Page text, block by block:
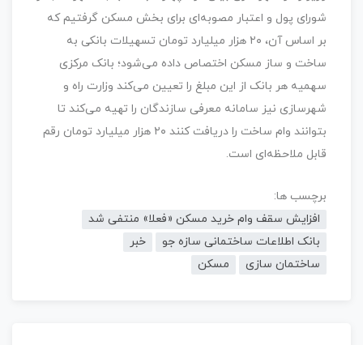
شورای پول و اعتبار مصوبه‌ای برای بخش مسکن گرفتیم که
بر اساس آن، ۲۰ هزار میلیارد تومان تسهیلات بانکی به
ساخت و ساز مسکن اختصاص داده می‌شود؛ بانک مرکزی
سهمیه هر بانک از این مبلغ را تعیین می‌کند وزارت راه و
شهرسازی نیز سامانه معرفی سازندگان را تهیه می‌کند تا
بتوانند وام ساخت را دریافت کنند ۲۰ هزار میلیارد تومان رقم
قابل ملاحظه‌ای است.
برچسب ها:
افزایش سقف وام خرید مسکن «فعلا» منتفی شد
بانک اطلاعات ساختمانی سازه جو
خبر
ساختمان سازی
مسکن